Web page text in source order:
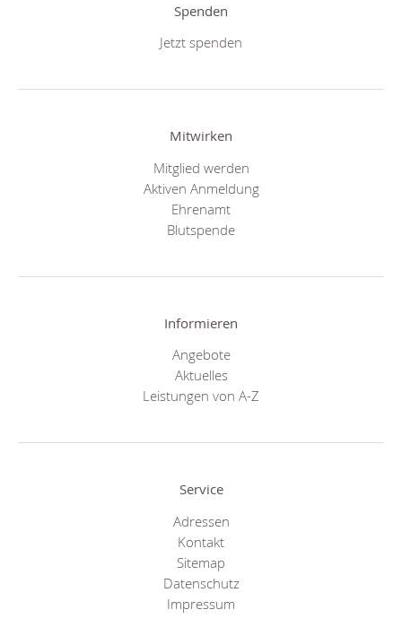
Spenden
Jetzt spenden
Mitwirken
Mitglied werden
Aktiven Anmeldung
Ehrenamt
Blutspende
Informieren
Angebote
Aktuelles
Leistungen von A-Z
Service
Adressen
Kontakt
Sitemap
Datenschutz
Impressum